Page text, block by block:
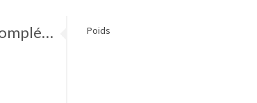
Informations complémentaires Poids